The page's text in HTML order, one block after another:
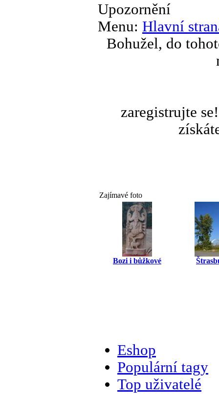
Upozornění
Menu: Hlavní
Bohužel, do
zaregistrujte
Zajímavé foto
Bozi i bůžkové
Eshop
Populární tagy
Top uživatelé